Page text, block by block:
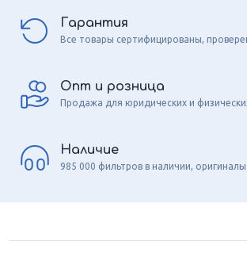
Гарантия
Все товары сертифицированы,
Опт и розница
Продажа для юридических и
Наличие
985 000 фильтров в наличии,